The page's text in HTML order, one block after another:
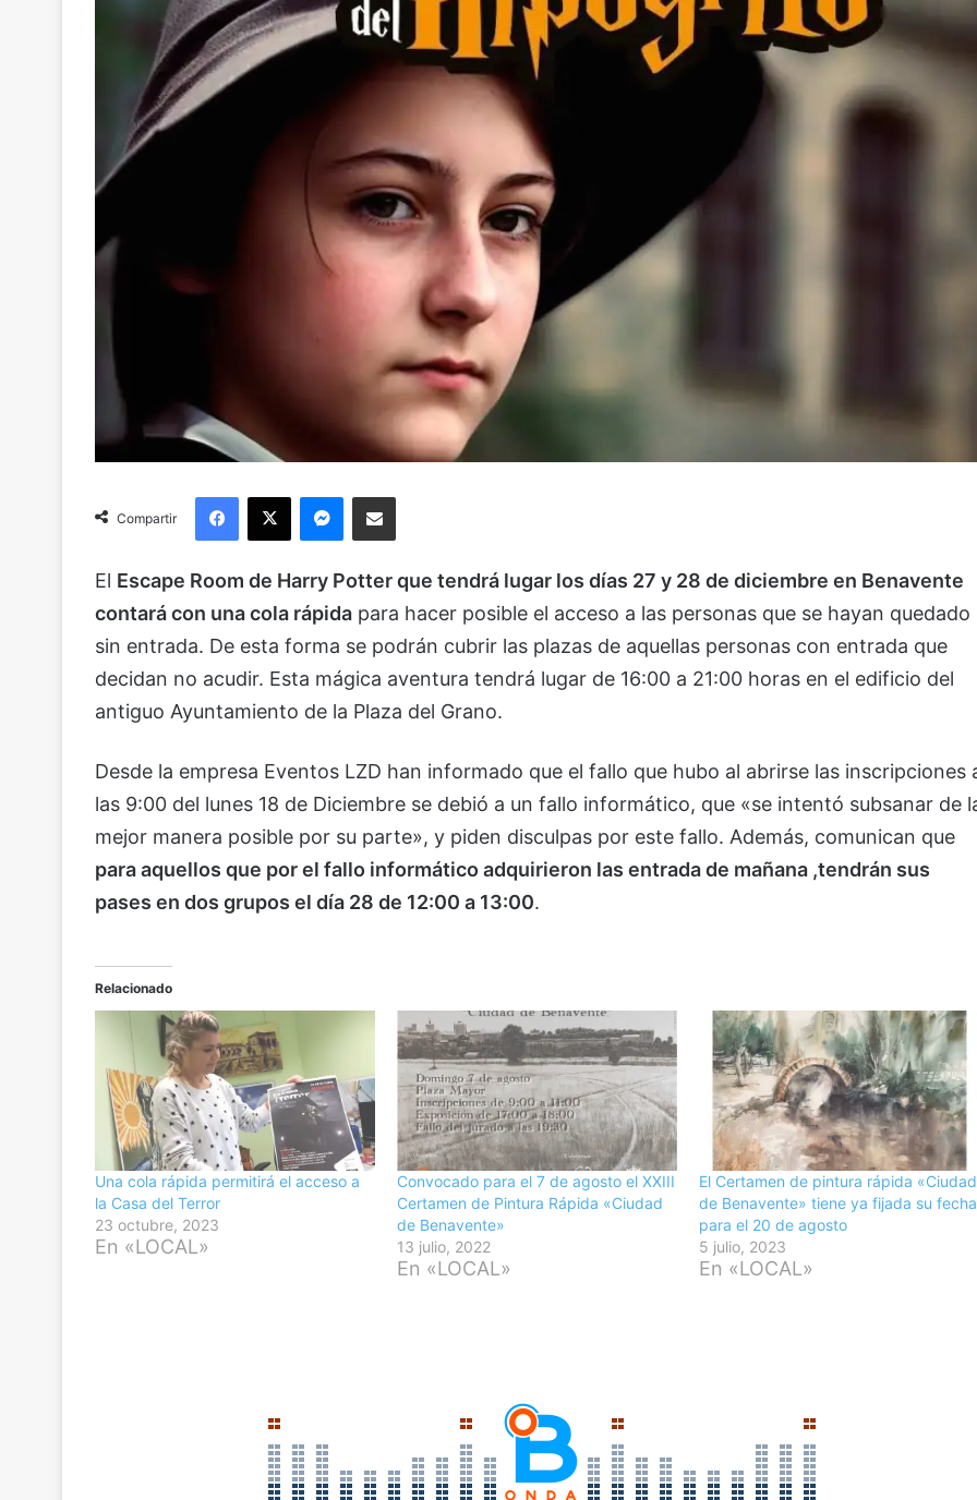
Compartir
Facebook
X Messenger
Compartir via Email
El Escape Room de Harry Potter que tendrá lugar los días 27 y 28 de diciembre en Benavente
contará con una cola rápida para hacer posible el acceso a las personas que se hayan quedado
sin entrada. De esta forma se podrán cubrir las plazas de aquellas personas con entrada que
decidan no acudir. Esta mágica aventura tendrá lugar de 16:00 a 21:00 horas en el edificio del
antiguo Ayuntamiento de la Plaza del Grano.
Desde la empresa Eventos LZD han informado que el fallo que hubo al abrirse las inscripciones
las 9:00 del lunes 18 de Diciembre se debió a un fallo informático, que «se intentó subsanar de
mejor manera posible por su parte», y piden disculpas por este fallo. Además, comunican que
para aquellos que por el fallo informático adquirieron las entrada de mañana ,tendrán sus
pases en dos grupos el día 28 de 12:00 a 13:00.
Relacionado
Una cola rápida permitirá el acceso a
la Casa del Terror
23 octubre, 2023
En «LOCAL»
Convocado para el 7 de agosto el XXIII
Certamen de Pintura Rápida «Ciudad
de Benavente»
13 julio, 2022
En «LOCAL»
El Certamen de pintura rápida «Ciudad
de Benavente» tiene ya fijada su fecha
para el 20 de agosto
5 julio, 2023
En «LOCAL»